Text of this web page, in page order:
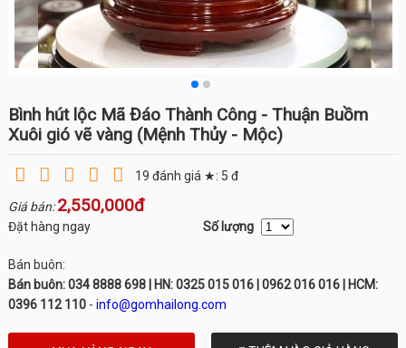
Bình hút lộc Mã Đáo Thành Công - Thuận Buồm
Xuôi gió vẽ vàng (Mệnh Thủy - Mộc)
19 đánh giá ★: 5 đ
Giá bán:2,550,000đ
Đặt hàng ngay Số lượng
Bán buôn:
Bán buôn: 034 8888 698 | HN: 0325 015 016 | 0962 016 016 | HCM:
0396 112 110- info@gomhailong.com